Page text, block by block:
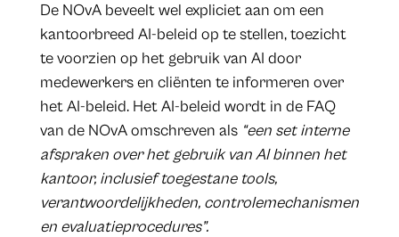
De NOvA beveelt wel expliciet aan om een
kantoorbreed AI-beleid op te stellen, toezicht
te voorzien op het gebruik van AI door
medewerkers en cliënten te informeren over
het AI-beleid. Het AI-beleid wordt in de FAQ
van de NOvA omschreven als “een set interne
afspraken over het gebruik van AI binnen het
kantoor, inclusief toegestane tools,
verantwoordelijkheden, controlemechanismen
en evaluatieprocedures”.